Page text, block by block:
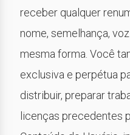
receber qualquer
nome, semelhança,
mesma forma. Você
exclusiva e perpétua
distribuir, preparar
licenças precedentes